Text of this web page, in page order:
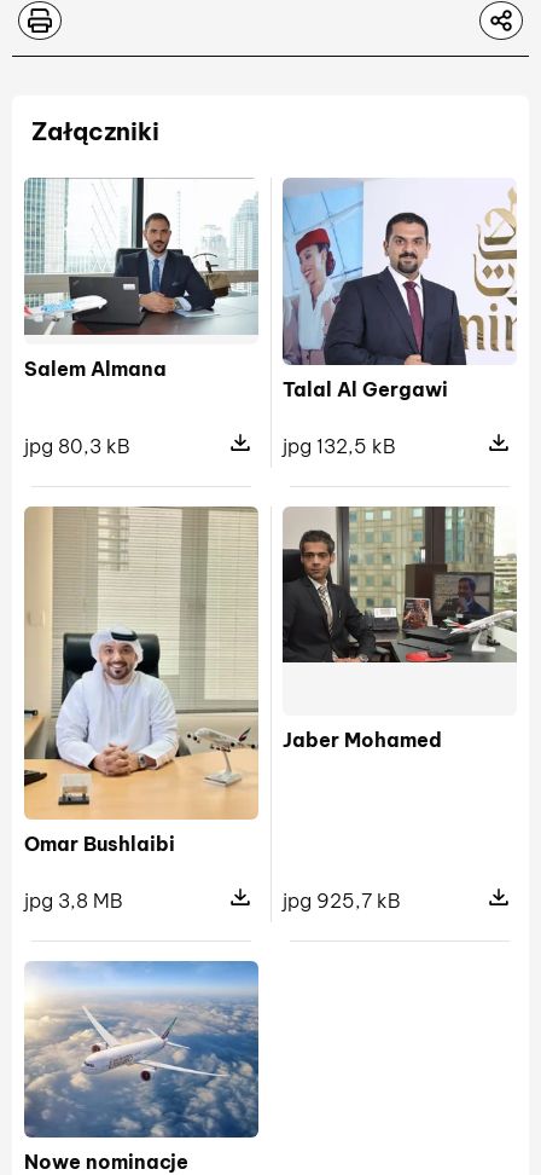
Załączniki
Salem Almana
jpg 80,3 kB
Pokaż szczegóły pliku Salem
Talal Al Gergawi
jpg 132,5 kB
Omar Bushlaibi
jpg 3,8 MB
Pokaż szczegóły pliku Omar
Jaber Mohamed
jpg 925,7 kB
Nowe nominacje